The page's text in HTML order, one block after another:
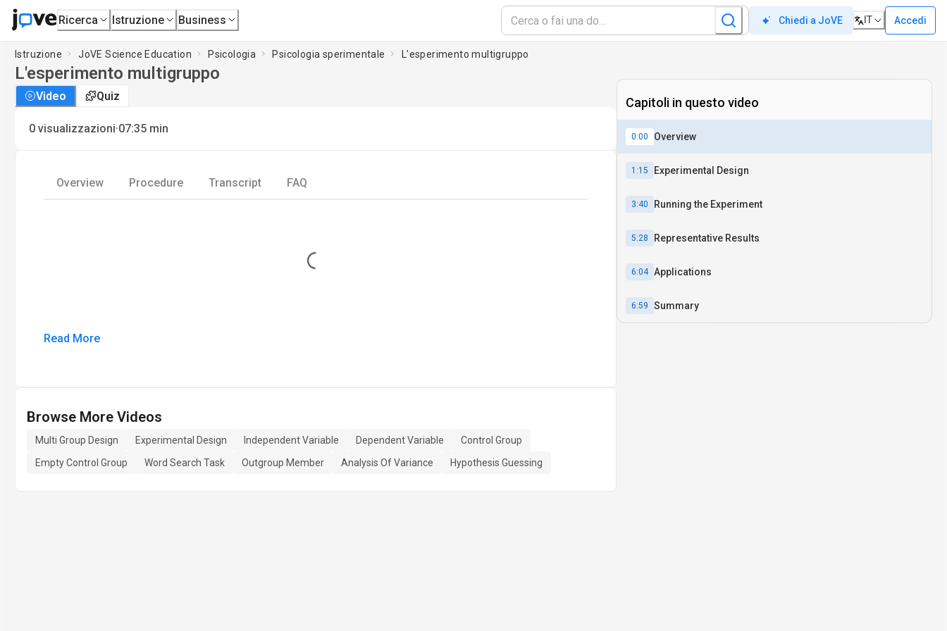
Ricerca Istruzione Business Chiedi a JoVE IT Accedi
Istruzione JoVE Science Education Psicologia Psicologia sperimentale L'esperimento multigruppo
L'esperimento multigruppo
Video Quiz
0 visualizzazioni·07:35 min
Overview Procedure Transcript FAQ
Loading...
Read More
Browse More Videos
Multi Group Design Experimental Design Independent Variable Dependent Variable
Control Group
Empty Control Group
Word Search Task Outgroup Member Analysis Of Variance Hypothesis Guessing
Capitoli in questo video
0:00 Overview
1:15 Experimental Design
3:40 Running the Experiment
5:28 Representative Results
6:04 Applications
6:59 Summary